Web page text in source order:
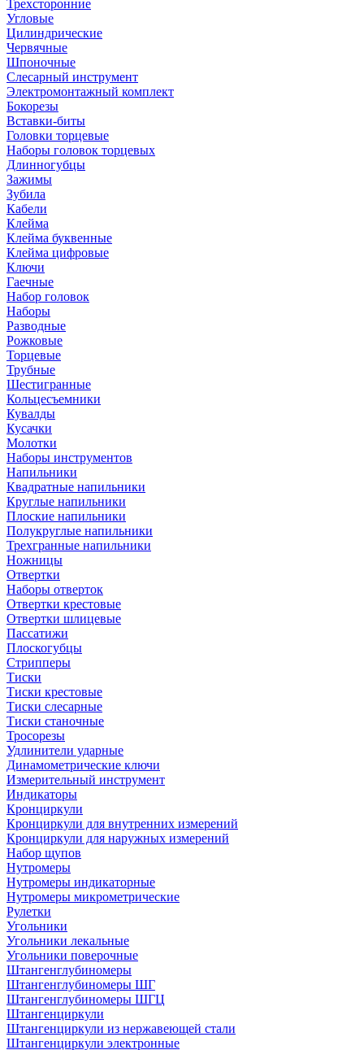
Трехсторонние
Угловые
Цилиндрические
Червячные
Шпоночные
Слесарный инструмент
Электромонтажный комплект
Бокорезы
Вставки-биты
Головки торцевые
Наборы головок торцевых
Длинногубцы
Зажимы
Зубила
Кабели
Клейма
Клейма буквенные
Клейма цифровые
Ключи
Гаечные
Набор головок
Наборы
Разводные
Рожковые
Торцевые
Трубные
Шестигранные
Кольцесъемники
Кувалды
Кусачки
Молотки
Наборы инструментов
Напильники
Квадратные напильники
Круглые напильники
Плоские напильники
Полукруглые напильники
Трехгранные напильники
Ножницы
Отвертки
Наборы отверток
Отвертки крестовые
Отвертки шлицевые
Пассатижи
Плоскогубцы
Стрипперы
Тиски
Тиски крестовые
Тиски слесарные
Тиски станочные
Тросорезы
Удлинители ударные
Динамометрические ключи
Измерительный инструмент
Индикаторы
Кронциркули
Кронциркули для внутренних измерений
Кронциркули для наружных измерений
Набор щупов
Нутромеры
Нутромеры индикаторные
Нутромеры микрометрические
Рулетки
Угольники
Угольники лекальные
Угольники поверочные
Штангенглубиномеры
Штангенглубиномеры ШГ
Штангенглубиномеры ШГЦ
Штангенциркули
Штангенциркули из нержавеющей стали
Штангенциркули электронные